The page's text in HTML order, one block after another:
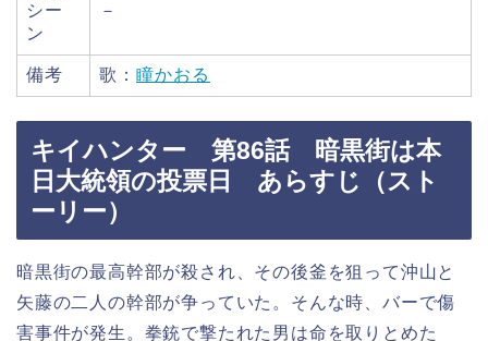
シー
ン
－
備考 歌： 瞳かおる
キイハンター 第86話 暗黒街は本
日大統領の投票日 あらすじ（スト
ーリー）
暗黒街の最高幹部が殺され、その後釜を狙って沖山と
矢藤の二人の幹部が争っていた。そんな時、バーで傷
害事件が発生。拳銃で撃たれた男は命を取りとめた